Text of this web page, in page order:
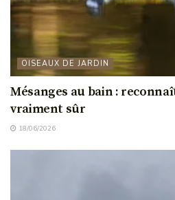
OISEAUX DE JARDIN
Mésanges au bain :
vraiment sûr
18/06/2026